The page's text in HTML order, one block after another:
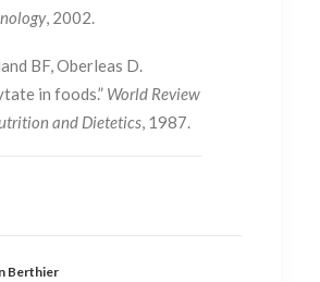
, 2002.
BF, Oberleas D.
in foods.” World Review
and Dietetics, 1987.
Berthier